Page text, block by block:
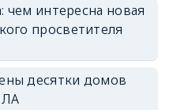
чем интересна новая
просветителя
десятки домов